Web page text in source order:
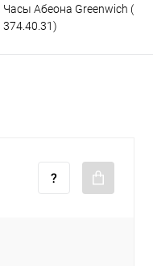
Часы Абеона Greenwich (GW
374.40.31)